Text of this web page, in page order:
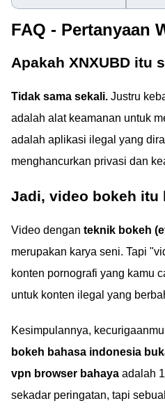
FAQ - Pertanyaan
Apakah XNXUBD itu
Tidak sama sekali. Justru
adalah alat keamanan untuk
adalah aplikasi ilegal yang
menghancurkan privasi dan
Jadi, video bokeh itu
Video dengan teknik bokeh
merupakan karya seni. Tapi
konten pornografi yang kamu
untuk konten ilegal yang
Kesimpulannya, kecurigaanmu
bokeh bahasa indonesia
vpn browser bahaya adalah
sekadar peringatan, tapi